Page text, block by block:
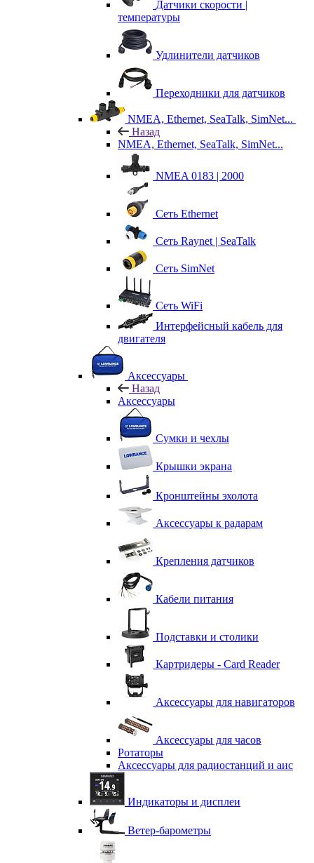
Датчики скорости |
температуры
Удлинители датчиков
Переходники для датчиков
NMEA, Ethernet, SeaTalk, SimNet...
Назад
NMEA, Ethernet, SeaTalk, SimNet...
NMEA 0183 | 2000
Сеть Ethernet
Сеть Raynet | SeaTalk
Сеть SimNet
Сеть WiFi
Интерфейсный кабель для
двигателя
Аксессуары
Назад
Аксессуары
Сумки и чехлы
Крышки экрана
Кронштейны эхолота
Аксессуары к радарам
Крепления датчиков
Кабели питания
Подставки и столики
Картридеры - Card Reader
Аксессуары для навигаторов
Аксессуары для часов
Ротаторы
Аксессуары для радиостанций и аис
Индикаторы и дисплеи
Ветер-барометры